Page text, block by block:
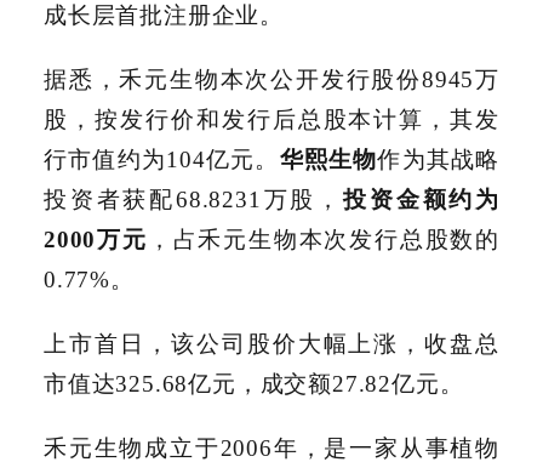
成长层首批注册企业。
据悉，禾元生物本次公开发行股份8945万
股，按发行价和发行后总股本计算，其发
行市值约为104亿元。 华熙生物作为其战略
投资者获配68.8231万股，投资金额约为
2000万元 ，占禾元生物本次发行总股数的
0.77%。
上市首日，该公司股价大幅上涨，收盘总
市值达325.68亿元，成交额27.82亿元。
禾元生物成立于2006年，是一家从事植物